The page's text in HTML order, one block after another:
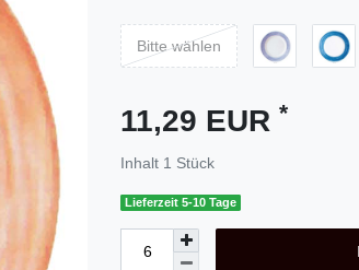
Bitte wählen
11,29 EUR *
Inhalt 1 Stück
Lieferzeit 5-10 Tage